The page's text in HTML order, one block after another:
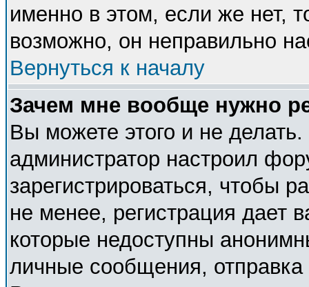
именно в этом, если же нет,
возможно, он неправильно
Вернуться к началу
Зачем мне вообще нужно
Вы можете этого и не делать.
администратор настроил
зарегистрироваться, чтобы
не менее, регистрация дает
которые недоступны
личные сообщения, отправка